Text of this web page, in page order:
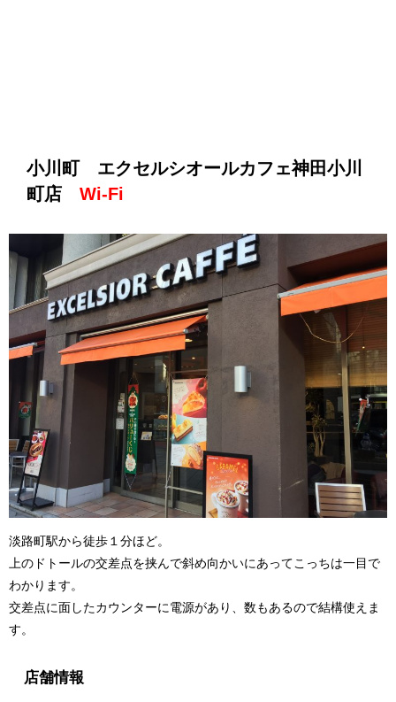
小川町 エクセルシオールカフェ神田小川
町店 Wi-Fi
淡路町駅から徒歩１分ほど。
上のドトールの交差点を挟んで斜め向かいにあってこっちは一目で
わかります。
交差点に面したカウンターに電源があり、数もあるので結構使えま
す。
店舗情報